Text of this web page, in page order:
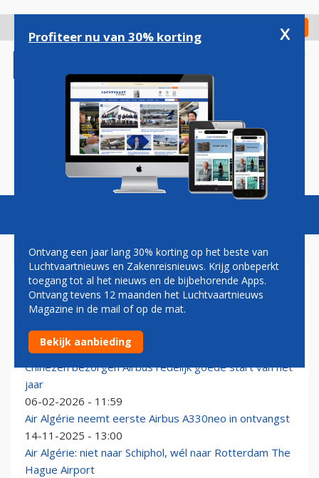
gaan
Check in
Magazine Podcasts Vacatures
AIR ALGERIE
Emirates dreigt niet meer welkom te zijn in Algerije
16-02-2026 - 15:15
Chinezen bezorgen Airbus redelijk goede start van het
jaar
06-02-2026 - 11:59
Air Algérie neemt eerste Airbus A330neo in ontvangst
14-11-2025 - 13:00
Air Algérie: niet naar Schiphol, wél naar Rotterdam The
Hague Airport
Profiteer nu van 30% korting x
Ontvang een jaar lang 30% korting op het beste van
Luchtvaartnieuws en Zakenreisnieuws. Krijg onbeperkt
toegang tot al het nieuws en de bijbehorende Apps.
Ontvang tevens 12 maanden het Luchtvaartnieuws
Magazine in de mail of op de mat.
Bekijk aanbieding